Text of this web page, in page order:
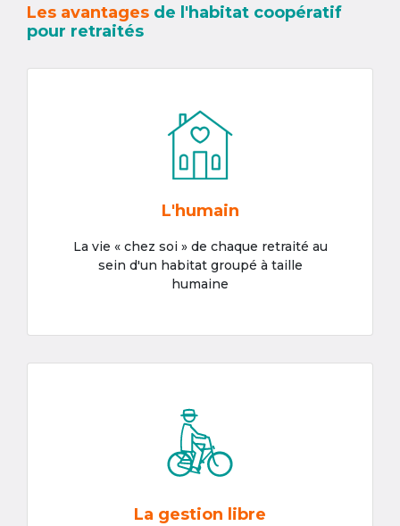
Les avantages de l'habitat coopératif
pour retraités
L'humain
La vie « chez soi » de chaque retraité au
sein d'un habitat groupé à taille
humaine
La gestion libre